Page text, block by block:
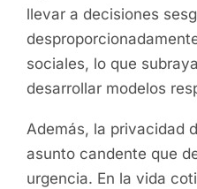
llevar a decisiones
sociales, lo que
desarrollar modelos
Además, la privacidad
asunto candente que
urgencia. En la vida